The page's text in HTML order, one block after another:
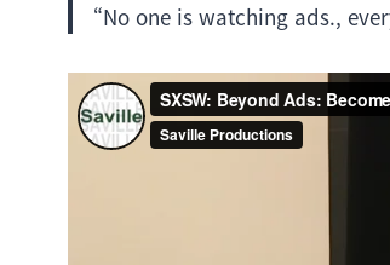
“No one is watching ads.,